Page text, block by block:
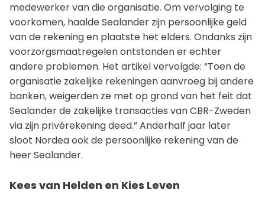
medewerker van die organisatie. Om vervolging te
voorkomen, haalde Sealander zijn persoonlijke geld
van de rekening en plaatste het elders. Ondanks zijn
voorzorgsmaatregelen ontstonden er echter
andere problemen. Het artikel vervolgde: “Toen de
organisatie zakelijke rekeningen aanvroeg bij andere
banken, weigerden ze met op grond van het feit dat
Sealander de zakelijke transacties van CBR-Zweden
via zijn privérekening deed.” Anderhalf jaar later
sloot Nordea ook de persoonlijke rekening van de
heer Sealander.
Kees van Helden en Kies Leven